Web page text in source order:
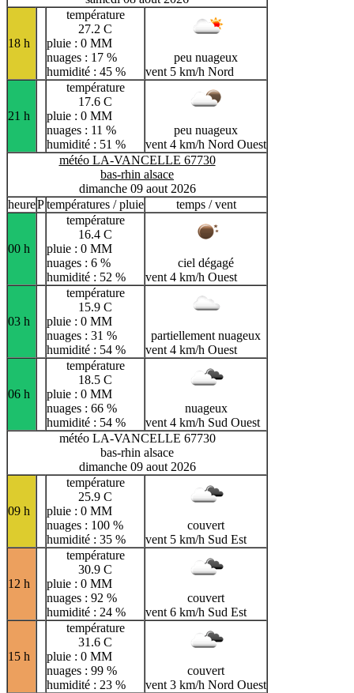
18 h
température
27.2 C
pluie : 0 MM
nuages : 17 %
humidité : 45 %
peu nuageux
vent 5 km/h Nord
21 h
température
17.6 C
pluie : 0 MM
nuages : 11 %
humidité : 51 %
peu nuageux
vent 4 km/h Nord Ouest
météo LA-VANCELLE 67730
bas-rhin alsace
dimanche 09 aout 2026
heurePtempératures / pluie temps / vent
00 h
température
16.4 C
pluie : 0 MM
nuages : 6 %
humidité : 52 %
ciel dégagé
vent 4 km/h Ouest
03 h
température
15.9 C
pluie : 0 MM
nuages : 31 %
humidité : 54 %
partiellement nuageux
vent 4 km/h Ouest
06 h
température
18.5 C
pluie : 0 MM
nuages : 66 %
humidité : 54 %
nuageux
vent 4 km/h Sud Ouest
météo LA-VANCELLE 67730
bas-rhin alsace
dimanche 09 aout 2026
09 h
température
25.9 C
pluie : 0 MM
nuages : 100 %
humidité : 35 %
couvert
vent 5 km/h Sud Est
12 h
température
30.9 C
pluie : 0 MM
nuages : 92 %
humidité : 24 %
couvert
vent 6 km/h Sud Est
15 h
température
31.6 C
pluie : 0 MM
nuages : 99 %
humidité : 23 %
couvert
vent 3 km/h Nord Ouest